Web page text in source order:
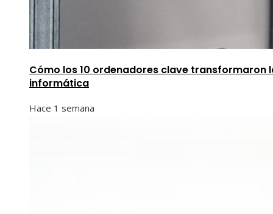
Cómo los 10 ordenadores clave transformaron
informática
Hace 1 semana